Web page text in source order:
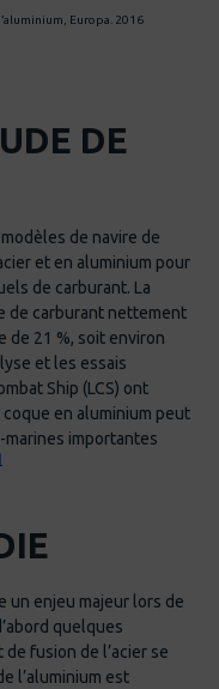
Europa. 2016
DE
de navire de
et en aluminium pour
de carburant. La
de carburant nettement
de 21 %, soit environ
et les essais
Ship (LCS) ont
en aluminium peut
marines importantes
un enjeu majeur lors de
quelques
fusion de l’acier se
l’aluminium est